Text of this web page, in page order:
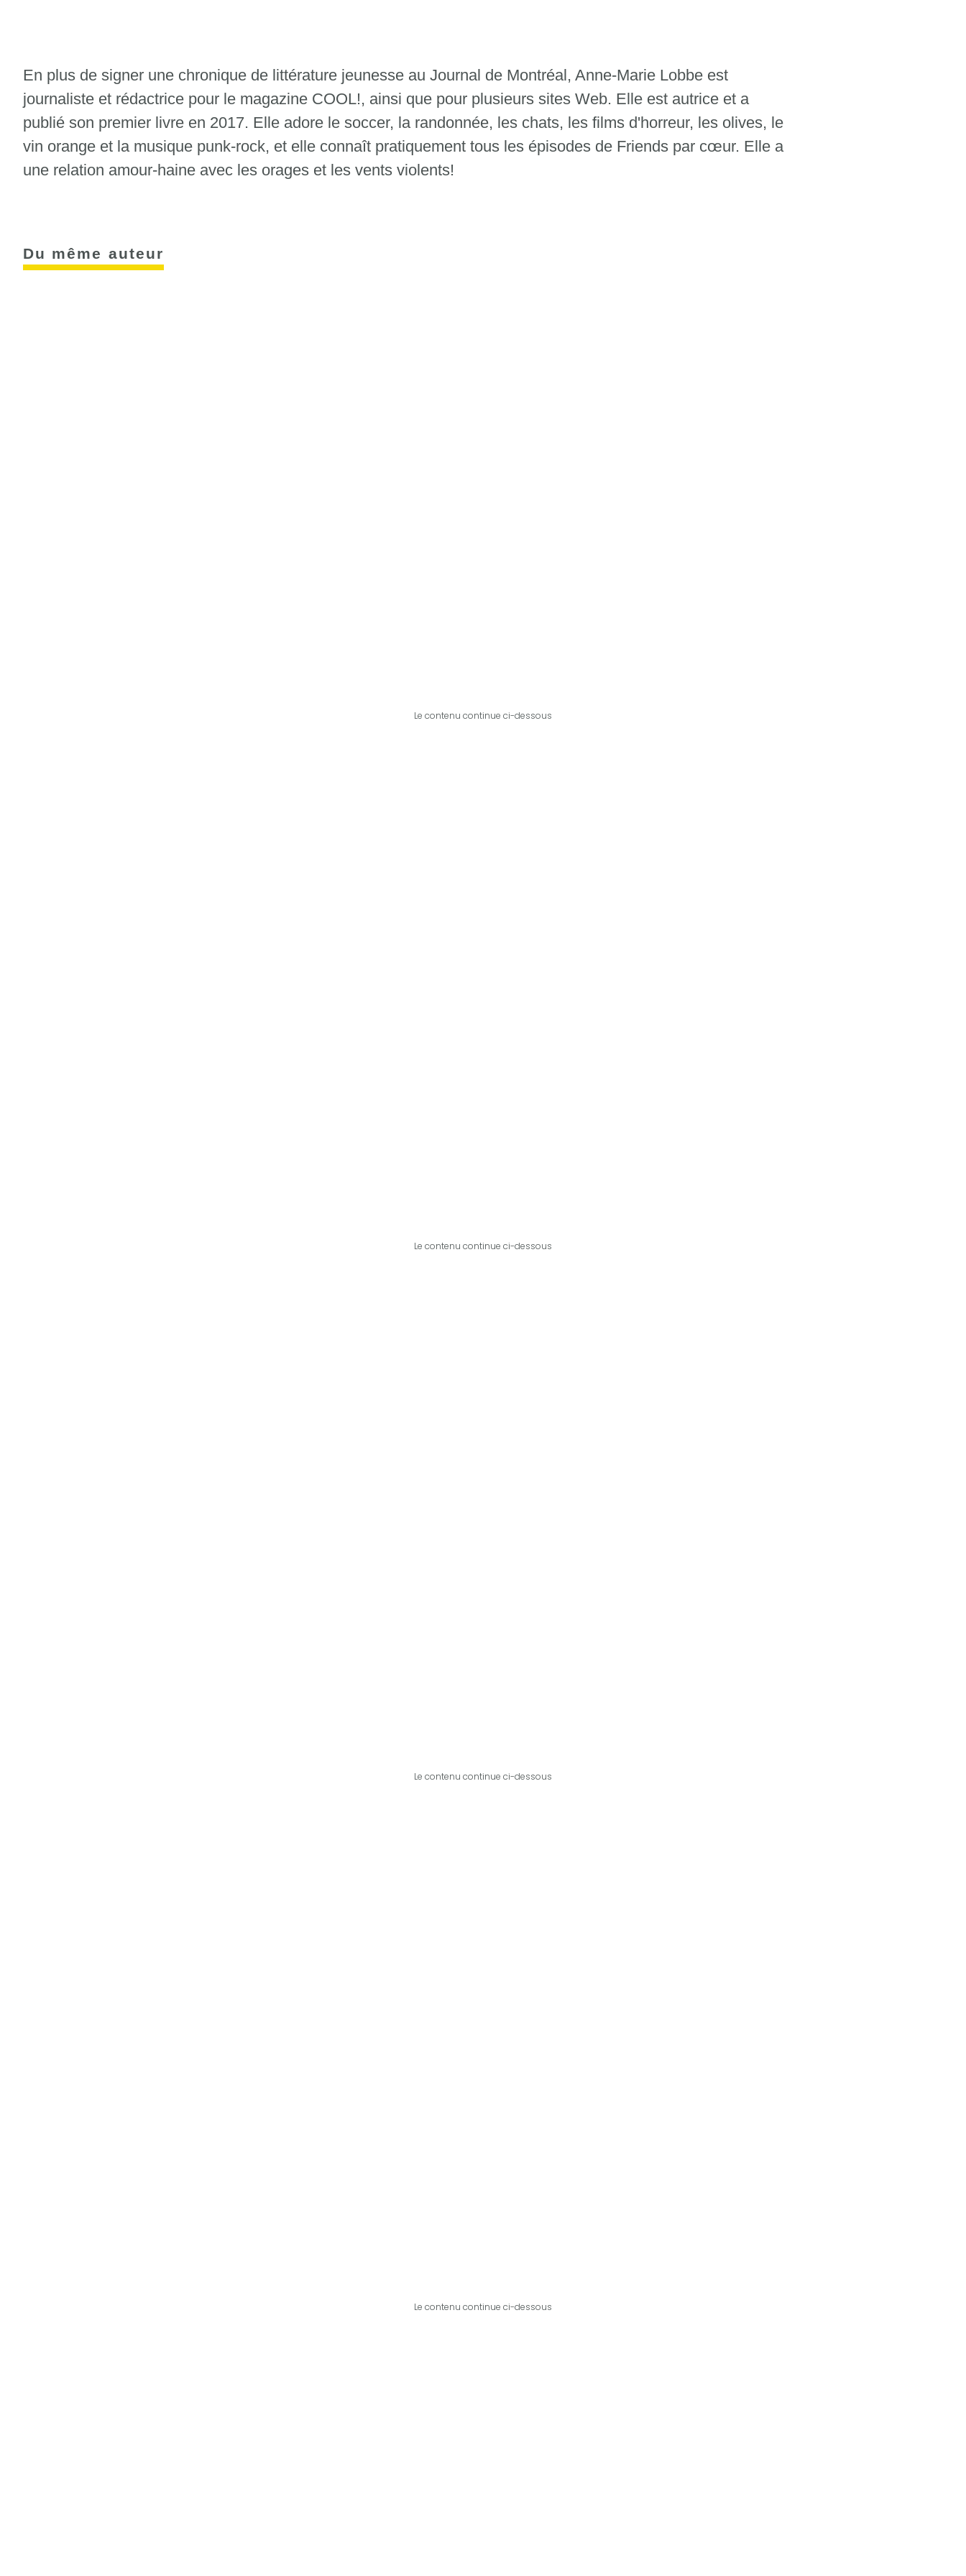
En plus de signer une chronique de littérature jeunesse au Journal de Montréal, Anne-Marie Lobbe est
journaliste et rédactrice pour le magazine COOL!, ainsi que pour plusieurs sites Web. Elle est autrice et a
publié son premier livre en 2017. Elle adore le soccer, la randonnée, les chats, les films d'horreur, les olives, le
vin orange et la musique punk-rock, et elle connaît pratiquement tous les épisodes de Friends par cœur. Elle a
une relation amour-haine avec les orages et les vents violents!
Du même auteur
Le contenu continue ci-dessous
Le contenu continue ci-dessous
Le contenu continue ci-dessous
Le contenu continue ci-dessous